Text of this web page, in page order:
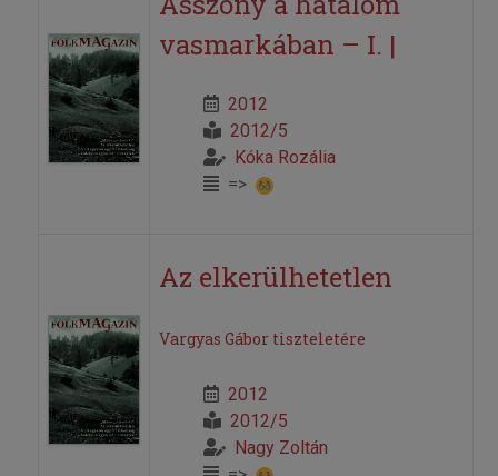
vasmarkában – I. |
2012
2012/5
Kóka Rozália
=>
Az elkerülhetetlen
Vargyas Gábor tiszteletére
2012
2012/5
Nagy Zoltán